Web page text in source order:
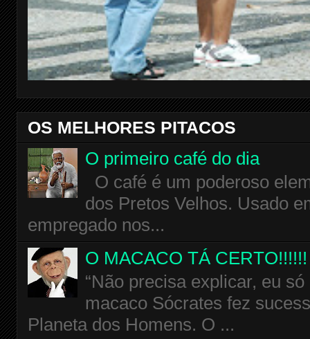
OS MELHORES PITACOS
O primeiro café do dia
O café é um poderoso
dos Pretos Velhos. Usado
empregado nos...
O MACACO TÁ CERTO!!!!!!
“Não precisa explicar, eu
macaco Sócrates fez
Planeta dos Homens. O ...